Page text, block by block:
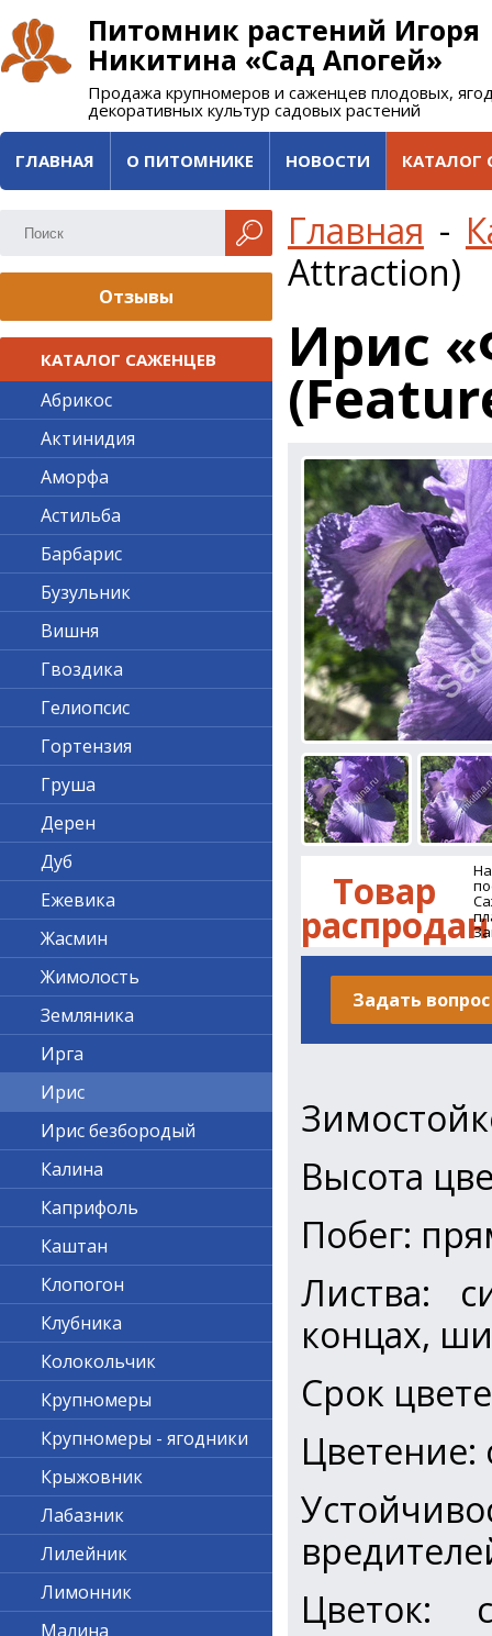
Питомник растений Игоря
Никитина «Сад Апогей»
Продажа крупномеров и саженцев плодовых,
декоративных культур садовых растений
ГЛАВНАЯ О ПИТОМНИКЕ НОВОСТИ КАТАЛОГ
Главная -
Attraction)
Ирис
Товар
распродан
Задать вопрос
Высота
Побег:
Листва:
концах,
Срок
Цветение:
Цветок:
Отзывы
КАТАЛОГ САЖЕНЦЕВ
Абрикос
Актинидия
Аморфа
Астильба
Барбарис
Бузульник
Вишня
Гвоздика
Гелиопсис
Гортензия
Груша
Дерен
Дуб
Ежевика
Жасмин
Жимолость
Земляника
Ирга
Ирис
Ирис безбородый
Калина
Каприфоль
Каштан
Клопогон
Клубника
Колокольчик
Крупномеры
Крупномеры - ягодники
Крыжовник
Лабазник
Лилейник
Лимонник
Малина